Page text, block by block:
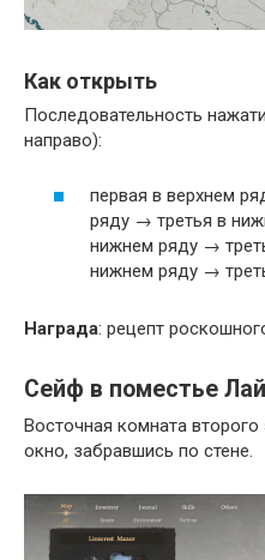
Как открыть
Последовательность
направо):
первая в верхнем
ряду → третья в
нижнем ряду →
нижнем ряду →
Награда: рецепт
Сейф в поместье
Восточная комната
окно, забравшись по стене.